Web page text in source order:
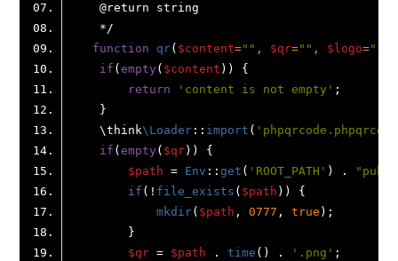
@return
function
qr( $content="" , $qr="" , $logo=""
if ( empty ( $content
return
'content is not empty'
    \think
\Loader:: import (
if ( empty ( $qr
$path = Env :: get ( 'ROOT_PATH' ) .
if (! file_exists ( $path
mkdir( $path , 0777 , true
$qr = $path . time () . '.png'